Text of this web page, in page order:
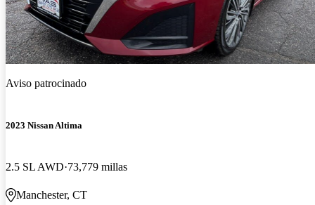
Aviso patrocinado
2023 Nissan Altima
2.5 SL AWD 73,779 millas
Manchester, CT